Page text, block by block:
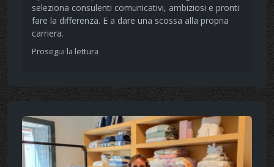
seleziona consulenti comunicativi, ambiziosi e pronti
fare la differenza. E a dare una scossa alla propria
carriera.
Prosegui la lettura